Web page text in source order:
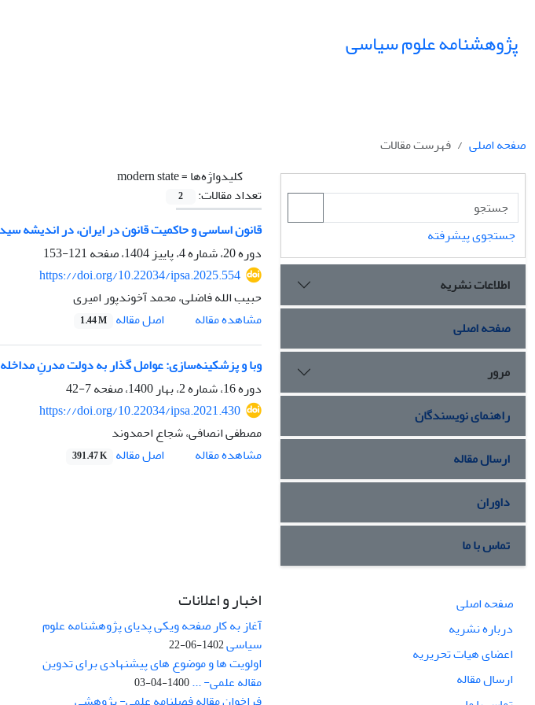
پژوهشنامه علوم سیاسی
صفحه اصلی
فهرست مقالات
کلیدواژه‌ها =modern state
تعداد مقالات:
2
قانون اساسی و حاکمیت قانون در ایران، در اندیشه
دوره 20، شماره 4، پاییز 1404، صفحه
121-153
https://doi.org/10.22034/ipsa.2025.554
حبیب الله فاضلی، محمد آخوندپور امیری
مشاهده مقاله
اصل مقاله 1.44 M
وبا و پزشکینه‌سازی: عوامل گذار به دولت مدرنِ
دوره 16، شماره 2، بهار 1400، صفحه
7-42
https://doi.org/10.22034/ipsa.2021.430
مصطفی انصافی، شجاع احمدوند
مشاهده مقاله
اصل مقاله 391.47 K
جستجوی پیشرفته
اطلاعات نشریه
صفحه اصلی
مرور
راهنمای نویسندگان
ارسال مقاله
داوران
تماس با ما
صفحه اصلی
درباره نشریه
اعضای هیات تحریریه
ارسال مقاله
اخبار و اعلانات
آغاز به کار صفحه ویکی پدیای پژوهشنامه علوم
سیاسی1402-06-22
اولویت ها و موضوع های پیشنهادی برای تدوین
مقاله علمی- ...1400-04-03